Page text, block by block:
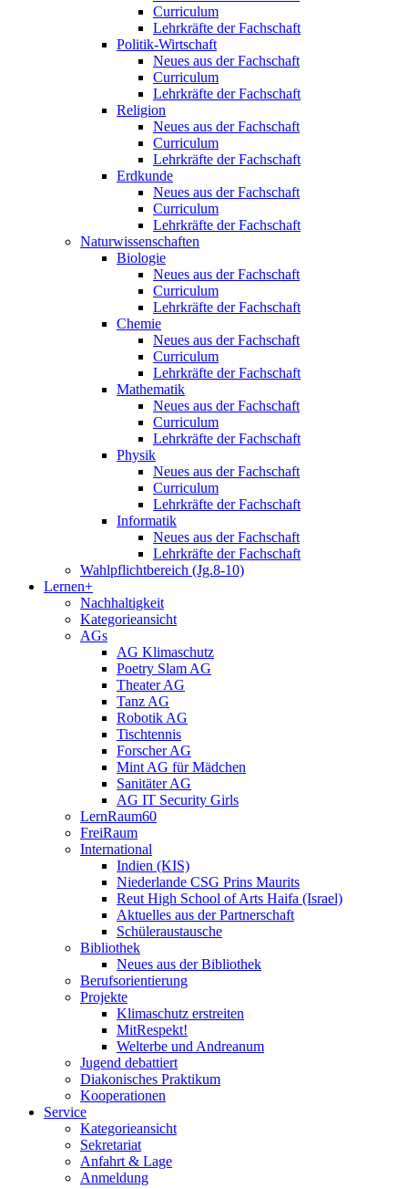
Curriculum
Lehrkräfte der Fachschaft
Politik-Wirtschaft
Neues aus der Fachschaft
Curriculum
Lehrkräfte der Fachschaft
Religion
Neues aus der Fachschaft
Curriculum
Lehrkräfte der Fachschaft
Erdkunde
Neues aus der Fachschaft
Curriculum
Lehrkräfte der Fachschaft
Naturwissenschaften
Biologie
Neues aus der Fachschaft
Curriculum
Lehrkräfte der Fachschaft
Chemie
Neues aus der Fachschaft
Curriculum
Lehrkräfte der Fachschaft
Mathematik
Neues aus der Fachschaft
Curriculum
Lehrkräfte der Fachschaft
Physik
Neues aus der Fachschaft
Curriculum
Lehrkräfte der Fachschaft
Informatik
Neues aus der Fachschaft
Lehrkräfte der Fachschaft
Wahlpflichtbereich (Jg.8-10)
Lernen+
Nachhaltigkeit
Kategorieansicht
AGs
AG Klimaschutz
Poetry Slam AG
Theater AG
Tanz AG
Robotik AG
Tischtennis
Forscher AG
Mint AG für Mädchen
Sanitäter AG
AG IT Security Girls
LernRaum60
FreiRaum
International
Indien (KIS)
Niederlande CSG Prins Maurits
Reut High School of Arts Haifa (Israel)
Aktuelles aus der Partnerschaft
Schüleraustausche
Bibliothek
Neues aus der Bibliothek
Berufsorientierung
Projekte
Klimaschutz erstreiten
MitRespekt!
Welterbe und Andreanum
Jugend debattiert
Diakonisches Praktikum
Kooperationen
Service
Kategorieansicht
Sekretariat
Anfahrt & Lage
Anmeldung